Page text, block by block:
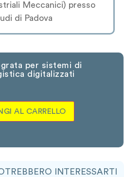
Meccanici) presso
di Padova
per sistemi di
digitalizzati
AL CARRELLO
INTERESSARTI